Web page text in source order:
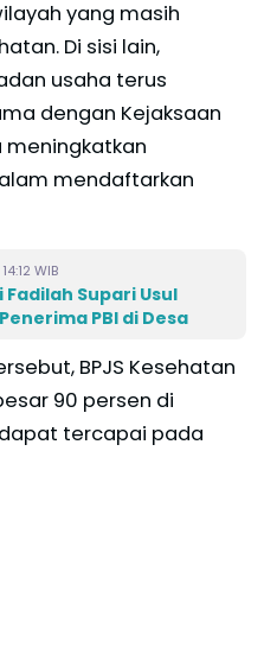
yang masih
Di sisi lain,
usaha terus
dengan Kejaksaan
meningkatkan
mendaftarkan
WIB
Fadilah Supari Usul
PBI di Desa
BPJS Kesehatan
90 persen di
tercapai pada